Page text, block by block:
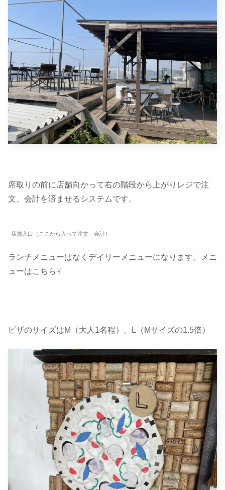
席取りの前に店舗向かって右の階段から上がりレジで注
文、会計を済ませるシステムです。
店舗入口（ここから入って注文、会計）
ランチメニューはなくデイリーメニューになります。メニ
ューはこちら☟
ピザのサイズはM（大人1名程）、L（Mサイズの1.5倍）